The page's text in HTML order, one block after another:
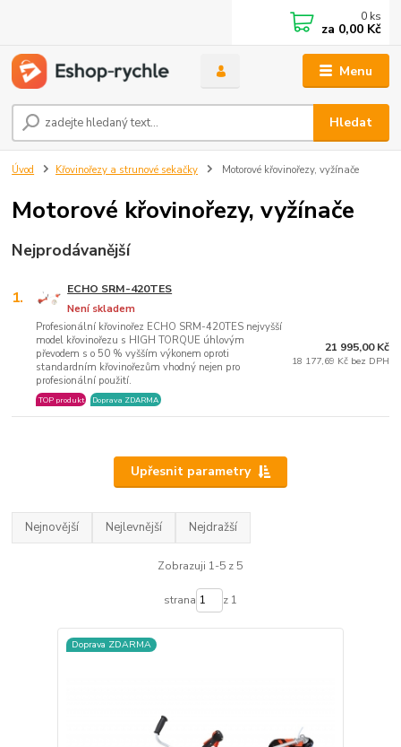
Menu
Hledat
0 ks
za 0,00 Kč
Úvod Křovinořezy a strunové sekačky Motorové křovinořezy, vyžínače
Motorové křovinořezy, vyžínače
Nejprodávanější
1. ECHO SRM-420TES
Profesionální křovinořez ECHO SRM-420TES nejvyšší
model křovinořezu s HIGH TORQUE úhlovým
převodem s o 50 % vyšším výkonem oproti
standardním křovinořezům vhodný nejen pro
profesionální použití.
Není skladem
TOP produkt Doprava ZDARMA
21 995,00 Kč
18 177,69 Kč bez DPH
Upřesnit parametry
Nejnovější Nejlevnější Nejdražší
Zobrazuji 1-5 z 5
strana z 1
Doprava ZDARMA